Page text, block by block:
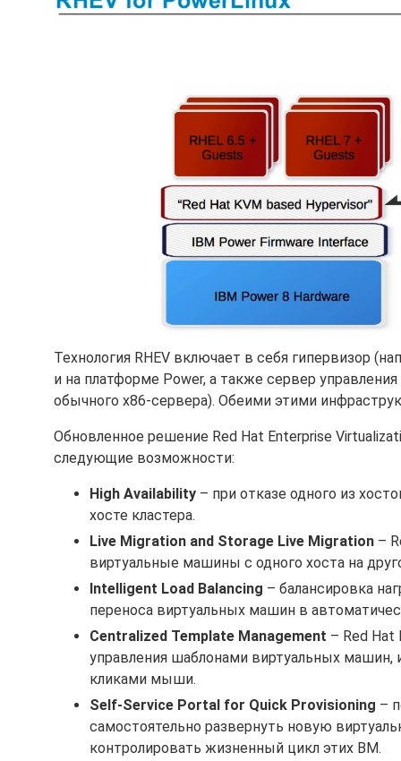
Технология RHEV включает в себя гипервизор
и на платформе Power, а также сервер
обычного x86-сервера). Обеими этими
Обновленное решение Red Hat Enterprise
следующие возможности:
High Availability – при отказе одного из
хосте кластера.
Live Migration and Storage Live Migration –
виртуальные машины с одного хоста на
Intelligent Load Balancing – балансировка
переноса виртуальных машин в
Centralized Template Management – Red Hat
управления шаблонами виртуальных
кликами мыши.
Self-Service Portal for Quick Provisioning –
самостоятельно развернуть новую
контролировать жизненный цикл этих ВМ.